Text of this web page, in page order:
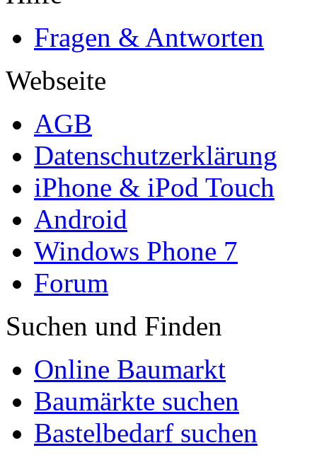
Fragen & Antworten
Webseite
AGB
Datenschutzerklärung
iPhone & iPod Touch
Android
Windows Phone 7
Forum
Suchen und Finden
Online Baumarkt
Baumärkte suchen
Bastelbedarf suchen